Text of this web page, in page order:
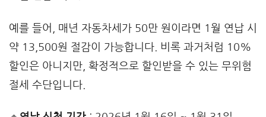
예를 들어, 매년 자동차세가 50만 원이라면 1월 연납 시
약 13,500원 절감이 가능합니다. 비록 과거처럼 10%
할인은 아니지만, 확정적으로 할인받을 수 있는 무위험
절세 수단입니다.